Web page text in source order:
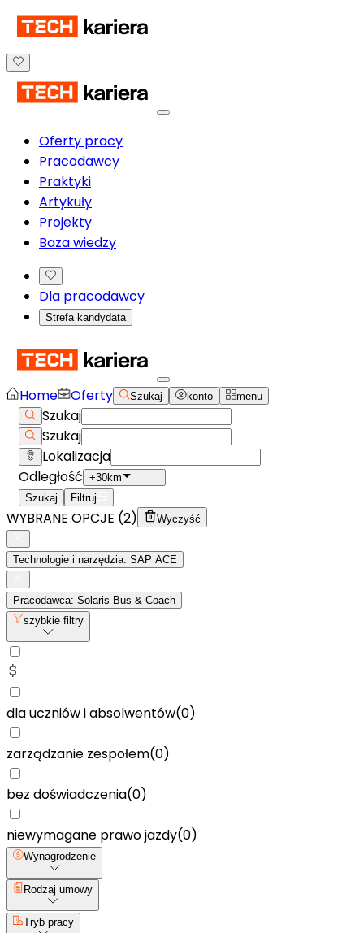
Oferty pracy
Pracodawcy
Praktyki
Artykuły
Projekty
Baza wiedzy
Dla pracodawcy
Strefa kandydata
Home Oferty Szukaj konto menu
Szukaj
Szukaj
Lokalizacja
Odległość +30km
Szukaj
Filtruj
WYBRANE OPCJE (2) Wyczyść
Technologie i narzędzia: SAP ACE
Pracodawca: Solaris Bus & Coach
szybkie filtry
dla uczniów i absolwentów(0)
zarządzanie zespołem(0)
bez doświadczenia(0)
niewymagane prawo jazdy(0)
Wynagrodzenie
Rodzaj umowy
Tryb pracy